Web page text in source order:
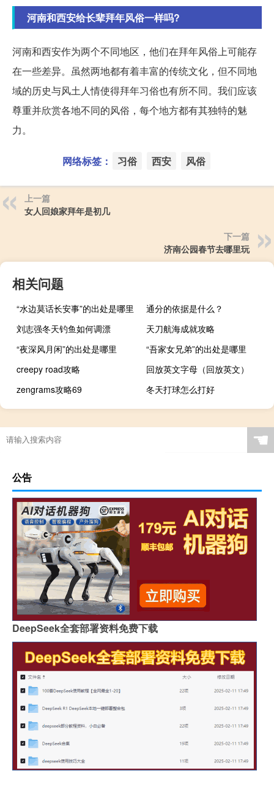
河南和西安给长辈拜年风俗一样吗?
河南和西安作为两个不同地区，他们在拜年风俗上可能存
在一些差异。虽然两地都有着丰富的传统文化，但不同地
域的历史与风土人情使得拜年习俗也有所不同。我们应该
尊重并欣赏各地不同的风俗，每个地方都有其独特的魅
力。
网络标签： 习俗 西安 风俗
上一篇
女人回娘家拜年是初几
下一篇
济南公园春节去哪里玩
相关问题
“水边莫话长安事”的出处是哪里
通分的依据是什么？
刘志强冬天钓鱼如何调漂
天刀航海成就攻略
“夜深风月闲”的出处是哪里
“吾家女兄弟”的出处是哪里
creepy road攻略
回放英文字母（回放英文）
zengrams攻略69
冬天打球怎么打好
☚
公告
DeepSeek全套部署资料免费下载